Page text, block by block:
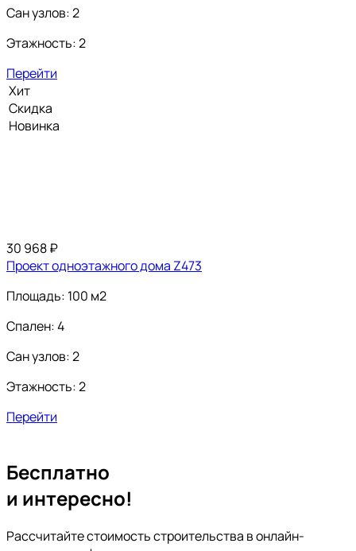
Сан узлов: 2
Этажность: 2
Перейти
Хит
Скидка
Новинка
30 968₽
Проект одноэтажного дома Z473
Площадь: 100 м2
Спален: 4
Сан узлов: 2
Этажность: 2
Перейти
Бесплатно
и интересно!
Рассчитайте стоимость строительства в онлайн-